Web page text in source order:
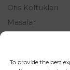
To provide the best
Ofis Koltukları
Masalar
Tamamlayıcı